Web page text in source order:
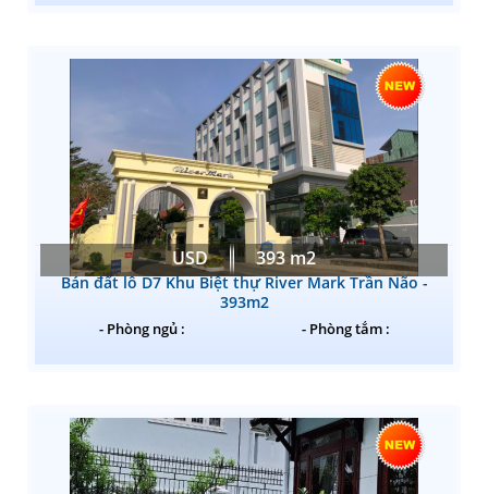
USD 393 m2
Bán đất lô D7 Khu Biệt thự River Mark Trần Não -
393m2
- Phòng ngủ : - Phòng tắm :